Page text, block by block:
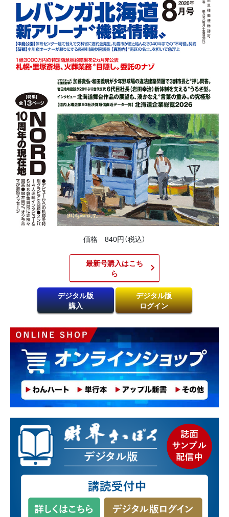
価格 840円（税込）
最新号購入はこち
ら​
デジタル版
購入
デジタル版
ログイン